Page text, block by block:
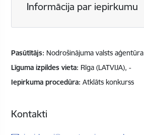
Informācija par iepirkumu
Pasūtītājs Nodrošinājuma valsts aģentūra
Līguma izpildes vieta Rīga (LATVIJA), -
Iepirkuma procedūra Atklāts konkurss
Kontakti